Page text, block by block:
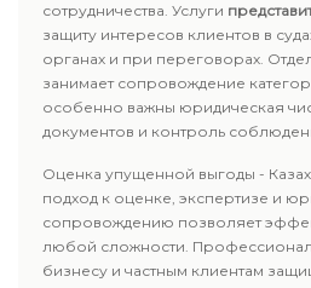
сотрудничества. Услуги
защиту интересов клиентов в
органах и при переговорах.
занимает сопровождение
особенно важны юридическая
документов и контроль
Оценка упущенной выгоды -
подход к оценке, экспертизе и
сопровождению позволяет
любой сложности.
бизнесу и частным клиентам